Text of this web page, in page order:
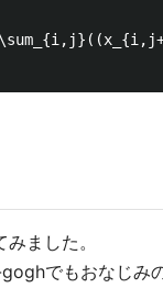
ました。
でもおなじみ